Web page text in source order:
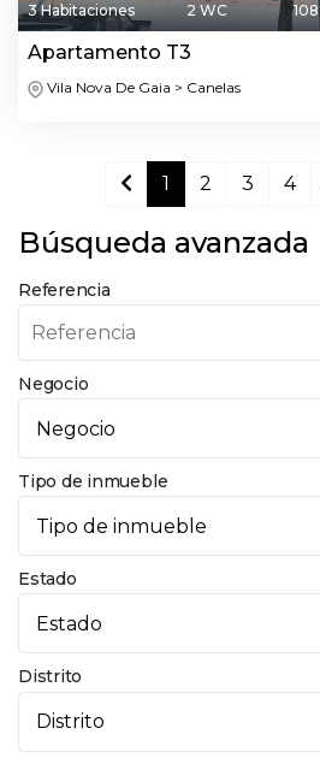
3 Habitaciones 2 WC
Apartamento T3
Vila Nova De Gaia > Canelas
1 2 3 4
Búsqueda avanzada
Referencia
Negocio
Tipo de inmueble
Estado
Distrito